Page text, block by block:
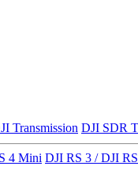
Transmission DJI SDR
4 Mini DJI RS 3 / DJI